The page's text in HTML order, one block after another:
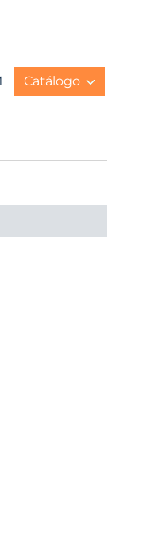
Catálogo